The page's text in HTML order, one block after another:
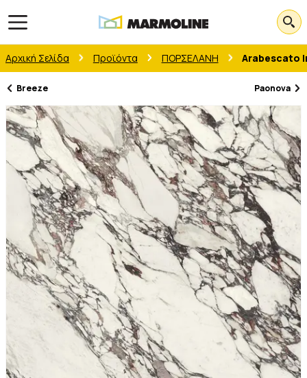
Open main menu
Αρχική Σελίδα Προϊόντα ΠΟΡΣΕΛΑΝH Arabescato
Breeze Paonova